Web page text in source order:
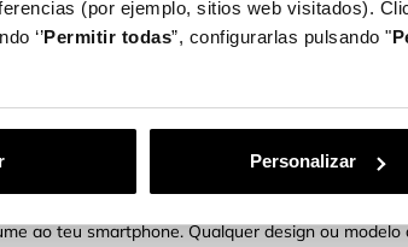
(por ejemplo, sitios web visitados).
‘’Permitir todas”, configurarlas pulsando "
Personalizar
para Telemóveis podes protegê-lo com um
ao teu smartphone. Qualquer design ou